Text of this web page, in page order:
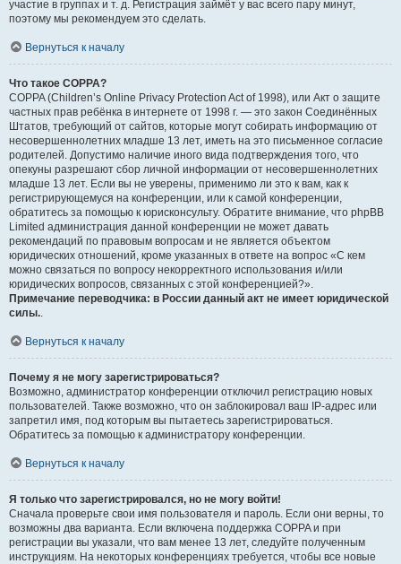
участие в группах и т. д. Регистрация займёт у вас всего пару минут,
поэтому мы рекомендуем это сделать.
Вернуться к началу
Что такое COPPA?
COPPA (Children’s Online Privacy Protection Act of 1998), или Акт о защите
частных прав ребёнка в интернете от 1998 г. — это закон Соединённых
Штатов, требующий от сайтов, которые могут собирать информацию от
несовершеннолетних младше 13 лет, иметь на это письменное согласие
родителей. Допустимо наличие иного вида подтверждения того, что
опекуны разрешают сбор личной информации от несовершеннолетних
младше 13 лет. Если вы не уверены, применимо ли это к вам, как к
регистрирующемуся на конференции, или к самой конференции,
обратитесь за помощью к юрисконсульту. Обратите внимание, что phpBB
Limited администрация данной конференции не может давать
рекомендаций по правовым вопросам и не является объектом
юридических отношений, кроме указанных в ответе на вопрос «С кем
можно связаться по вопросу некорректного использования и/или
юридических вопросов, связанных с этой конференцией?».
Примечание переводчика: в России данный акт не имеет юридической
силы..
Вернуться к началу
Почему я не могу зарегистрироваться?
Возможно, администратор конференции отключил регистрацию новых
пользователей. Также возможно, что он заблокировал ваш IP-адрес или
запретил имя, под которым вы пытаетесь зарегистрироваться.
Обратитесь за помощью к администратору конференции.
Вернуться к началу
Я только что зарегистрировался, но не могу войти!
Сначала проверьте свои имя пользователя и пароль. Если они верны, то
возможны два варианта. Если включена поддержка COPPA и при
регистрации вы указали, что вам менее 13 лет, следуйте полученным
инструкциям. На некоторых конференциях требуется, чтобы все новые